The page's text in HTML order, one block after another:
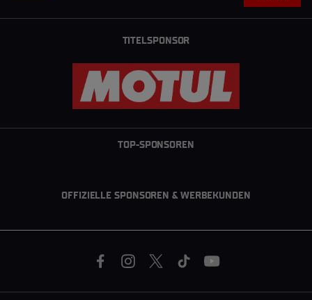
TITELSPONSOR
TOP-SPONSOREN
OFFIZIELLE SPONSOREN & WERBEKUNDEN